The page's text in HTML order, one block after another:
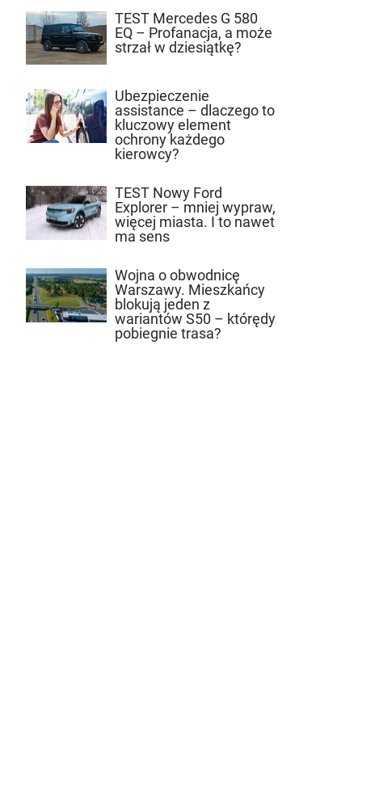
TEST Mercedes G 580
EQ – Profanacja, a może
strzał w dziesiątkę?
Ubezpieczenie
assistance – dlaczego to
kluczowy element
ochrony każdego
kierowcy?
TEST Nowy Ford
Explorer – mniej wypraw,
więcej miasta. I to nawet
ma sens
Wojna o obwodnicę
Warszawy. Mieszkańcy
blokują jeden z
wariantów S50 – którędy
pobiegnie trasa?